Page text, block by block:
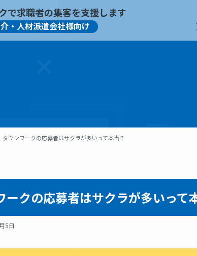
で求職者の集客を支援します
・人材派遣会社様向け
タウンワークの応募者はサクラが多いって本当!?
ークの応募者はサクラが多いって
5日